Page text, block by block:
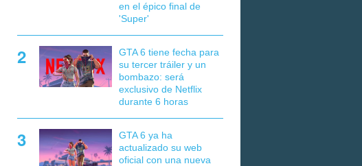
en el épico final de
'Super'
GTA 6 tiene fecha para
su tercer tráiler y un
bombazo: será
exclusivo de Netflix
durante 6 horas
GTA 6 ya ha
actualizado su web
oficial con una nueva